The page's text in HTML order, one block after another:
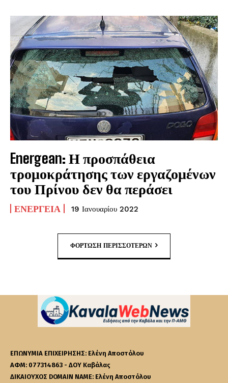
Energean: Η προσπάθεια
τρομοκράτησης των εργαζομένων
του Πρίνου δεν θα περάσει
ΕΝΈΡΓΕΙΑ 19 Ιανουαρίου 2022
ΦΌΡΤΩΣΗ ΠΕΡΙΣΣΟΤΈΡΩΝ
ΕΠΩΝΥΜΙΑ ΕΠΙΧΕΙΡΗΣΗΣ: Ελένη Αποστόλου
ΑΦΜ: 077314863 - ΔΟΥ Καβάλας
ΔΙΚΑΙΟΥΧΟΣ DOMAIN NAME: Ελένη Αποστόλου